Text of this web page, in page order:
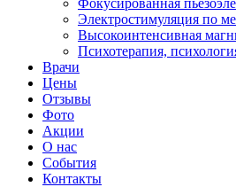
Фокусированная
Электростимуляция по
Высокоинтенсивная
Психотерапия,
Врачи
Цены
Отзывы
Фото
Акции
О нас
События
Контакты